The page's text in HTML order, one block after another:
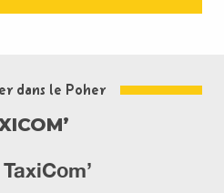
dans le Poher
TaxiCom’